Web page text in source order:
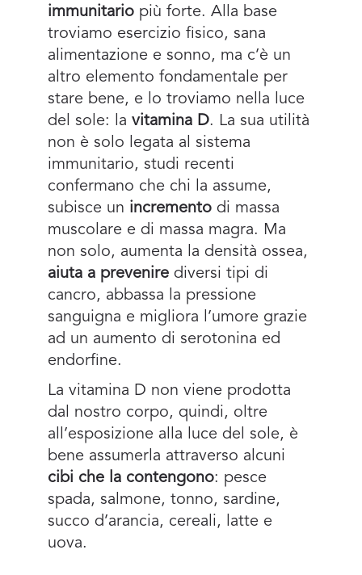
immunitario più forte. Alla base
troviamo esercizio fisico, sana
alimentazione e sonno, ma c’è un
altro elemento fondamentale per
stare bene, e lo troviamo nella luce
del sole: la vitamina D. La sua utilità
non è solo legata al sistema
immunitario, studi recenti
confermano che chi la assume,
subisce un incremento di massa
muscolare e di massa magra. Ma
non solo, aumenta la densità ossea,
aiuta a prevenire diversi tipi di
cancro, abbassa la pressione
sanguigna e migliora l’umore grazie
ad un aumento di serotonina ed
endorfine.
La vitamina D non viene prodotta
dal nostro corpo, quindi, oltre
all’esposizione alla luce del sole, è
bene assumerla attraverso alcuni
cibi che la contengono: pesce
spada, salmone, tonno, sardine,
succo d’arancia, cereali, latte e
uova.